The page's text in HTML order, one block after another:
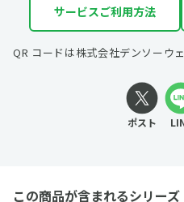
サービスご利用方法
QR コードは株式会社デンソーウ
ポスト
この商品が含まれるシリーズ